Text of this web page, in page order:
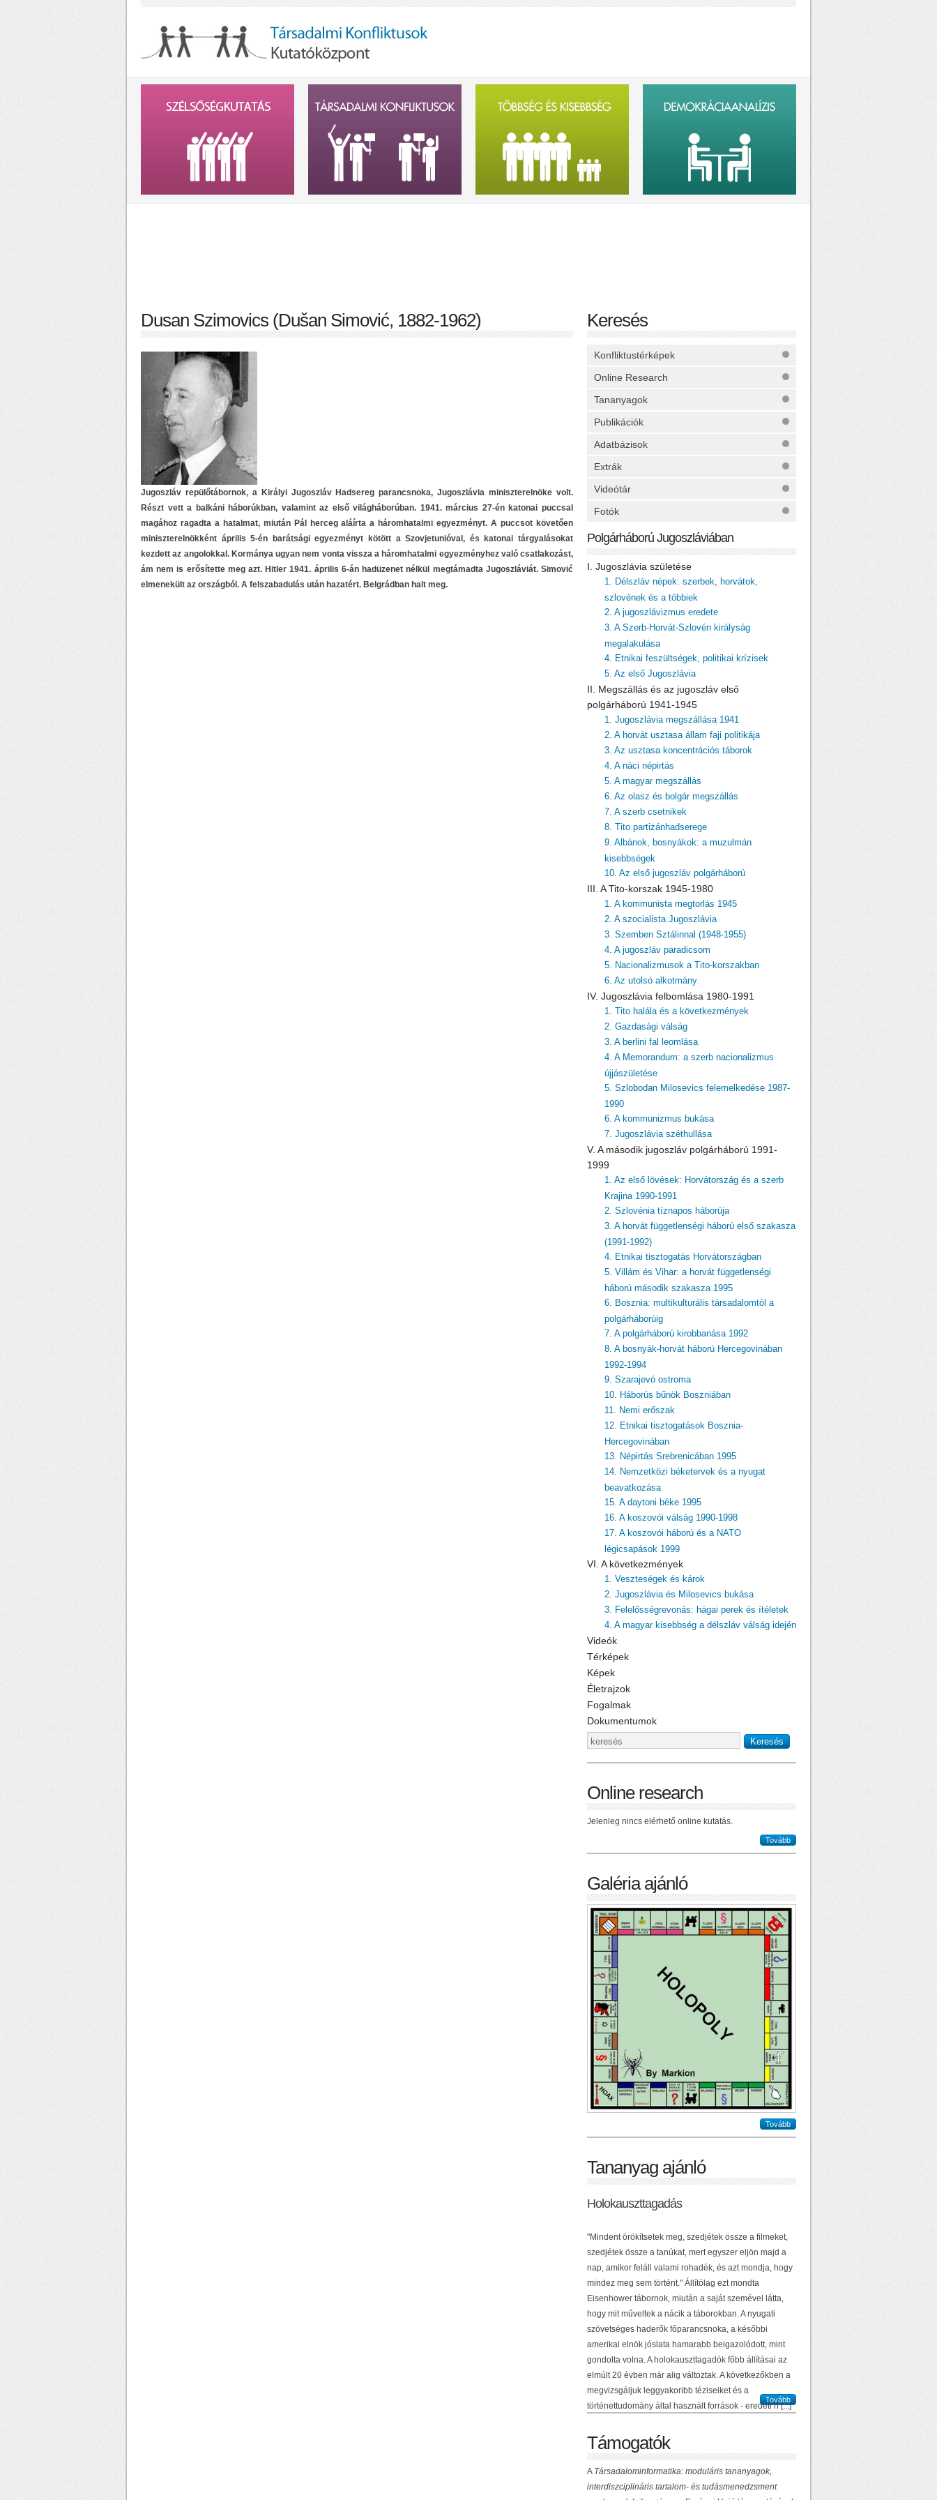
Dusan Szimovics (Dušan Simović, 1882-1962)
Jugoszláv repülőtábornok, a Királyi Jugoszláv Hadsereg parancsnoka, Jugoszlávia miniszterelnöke volt.
Részt vett a balkáni háborúkban, valamint az első világháborúban. 1941. március 27-én katonai puccsal
magához ragadta a hatalmat, miután Pál herceg aláírta a háromhatalmi egyezményt. A puccsot követően
miniszterelnökként április 5-én barátsági egyezményt kötött a Szovjetunióval, és katonai tárgyalásokat
kezdett az angolokkal. Kormánya ugyan nem vonta vissza a háromhatalmi egyezményhez való csatlakozást,
ám nem is erősítette meg azt. Hitler 1941. április 6-án hadüzenet nélkül megtámadta Jugoszláviát. Simović
elmenekült az országból. A felszabadulás után hazatért. Belgrádban halt meg.
Keresés
Konfliktustérképek
Online Research
Tananyagok
Publikációk
Adatbázisok
Extrák
Videótár
Fotók
Polgárháború Jugoszláviában
I. Jugoszlávia születése
1. Délszláv népek: szerbek, horvátok,
szlovének és a többiek
2. A jugoszlávizmus eredete
3. A Szerb-Horvát-Szlovén királyság
megalakulása
4. Etnikai feszültségek, politikai krízisek
5. Az első Jugoszlávia
II. Megszállás és az jugoszláv első
polgárháború 1941-1945
1. Jugoszlávia megszállása 1941
2. A horvát usztasa állam faji politikája
3. Az usztasa koncentrációs táborok
4. A náci népirtás
5. A magyar megszállás
6. Az olasz és bolgár megszállás
7. A szerb csetnikek
8. Tito partizánhadserege
9. Albánok, bosnyákok: a muzulmán
kisebbségek
10. Az első jugoszláv polgárháború
III. A Tito-korszak 1945-1980
1. A kommunista megtorlás 1945
2. A szocialista Jugoszlávia
3. Szemben Sztálinnal (1948-1955)
4. A jugoszláv paradicsom
5. Nacionalizmusok a Tito-korszakban
6. Az utolsó alkotmány
IV. Jugoszlávia felbomlása 1980-1991
1. Tito halála és a következmények
2. Gazdasági válság
3. A berlini fal leomlása
4. A Memorandum: a szerb nacionalizmus
újjászületése
5. Szlobodan Milosevics felemelkedése 1987-
1990
6. A kommunizmus bukása
7. Jugoszlávia széthullása
V. A második jugoszláv polgárháború 1991-
1999
1. Az első lövések: Horvátország és a szerb
Krajina 1990-1991
2. Szlovénia tíznapos háborúja
3. A horvát függetlenségi háború első szakasza
(1991-1992)
4. Etnikai tisztogatás Horvátországban
5. Villám és Vihar: a horvát függetlenségi
háború második szakasza 1995
6. Bosznia: multikulturális társadalomtól a
polgárháborúig
7. A polgárháború kirobbanása 1992
8. A bosnyák-horvát háború Hercegovinában
1992-1994
9. Szarajevó ostroma
10. Háborús bűnök Boszniában
11. Nemi erőszak
12. Etnikai tisztogatások Bosznia-
Hercegovinában
13. Népirtás Srebrenicában 1995
14. Nemzetközi béketervek és a nyugat
beavatkozása
15. A daytoni béke 1995
16. A koszovói válság 1990-1998
17. A koszovói háború és a NATO
légicsapások 1999
VI. A következmények
1. Veszteségek és károk
2. Jugoszlávia és Milosevics bukása
3. Felelősségrevonás: hágai perek és ítéletek
4. A magyar kisebbség a délszláv válság idején
Videók
Térképek
Képek
Életrajzok
Fogalmak
Dokumentumok
Online research
Jelenleg nincs elérhető online kutatás.
Tovább
Galéria ajánló
Tovább
Tananyag ajánló
Holokauszttagadás
"Mindent örökítsetek meg, szedjétek össze a filmeket,
szedjétek össze a tanúkat, mert egyszer eljön majd a
nap, amikor feláll valami rohadék, és azt mondja, hogy
mindez meg sem történt." Állítólag ezt mondta
Eisenhower tábornok, miután a saját szemével látta,
hogy mit műveltek a nácik a táborokban. A nyugati
szövetséges haderők főparancsnoka, a későbbi
amerikai elnök jóslata hamarabb beigazolódott, mint
gondolta volna. A holokauszttagadók főbb állításai az
elmúlt 20 évben már alig változtak. A következőkben a
megvizsgáljuk leggyakoribb téziseiket és a
történettudomány által használt források - eredeti n [...]
Tovább
Támogatók
A Társadalominformatika: moduláris tananyagok,
interdiszciplináris tartalom- és tudásmenedzsment